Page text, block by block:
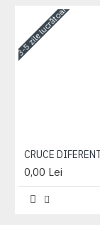
3-5 zile lucrătoare
0,00 Lei